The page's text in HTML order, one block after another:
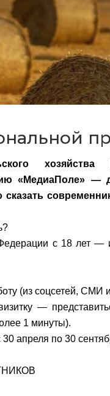
«МедиаПоле» —
сказать
с 18 лет —
(из соцсетей, СМИ
—
1 минуты).
30 апреля по 30